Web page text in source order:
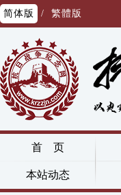
简体版 / 繁體版
首 页
本站动态